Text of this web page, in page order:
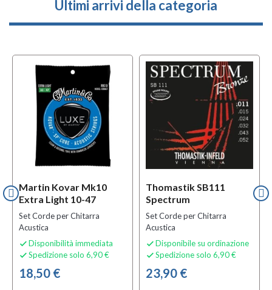
Ultimi arrivi della categoria
Martin Kovar Mk10
Extra Light 10-47
Set Corde per Chitarra
Acustica
 Disponibilità immediata
 Spedizione solo 6,90 €
18,50 €
Thomastik SB111
Spectrum
Set Corde per Chitarra
Acustica
 Disponibile su ordinazione
 Spedizione solo 6,90 €
23,90 €